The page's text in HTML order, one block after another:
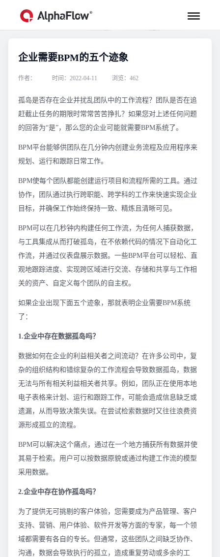
行业资讯
汇聚行业专家观点，助力流程更高效
企业需要BPM的五个迹象
作者： 时间：2022-04-11 浏览：462
孤岛是否存在企业并扰乱团队中的工作流程？团队是否在追
赶截止任务的期限时常常苦苦挣扎？如果您对上述任何问题
的回答为“是”，那么您的企业可能就需要BPM系统了。
BPM平台能够供团队在几分钟内创建业务流程及应用程序来
规划、运行和跟踪日常工作。
BPM使每个团队都能创建运行项目和流程所需的工具。通过
协作，团队通过执行跨职能、跨学科的工作来快速实现企业
目标，并确保工作始终保持一致、精炼且清晰可见。
BPM可以在几秒钟内构建任何工作流，为任何人捕获数据，
与工具集成从而打破孤岛，在不依赖代码的情况下自动化工
作流，并通过仪表盘展示数据。一些BPM平台可以轻松、直
观地跟踪进度、实现跨区域进行交流、存储和共享与工作相
关的资产、自定义每个团队的自主权。
如果企业出现下面五个迹象，那就表明企业需要BPM系统
了：
1.企业中存在数据孤岛吗？
数据如何在企业的利益相关者之间流动？在许多公司中，复
杂的组织结构和错综复杂的工作流程会导致数据孤岛，数据
无法与所有相关利益相关者共享。例如，团队正在使用本地
电子表格来计划、运行和跟踪工作，可能会造成信息缺乏或
遗漏，从而导致决策失误。在尝试检索数据时又往往浪费资
源形成孤立的流程。
BPM可以解决这个痛点，通过在一个地方捕获所有数据并使
其易于检索。用户可以按数据原貌或通过构建工作流的模型
采用数据。
2.企业中存在协作孤岛吗？
为了提供无可挑剔的客户体验，您需要成为产品管理、客户
支持、营销、用户体验、软件开发等方面的专家，每一个领
域都需要有各自的专长。但通常，这些团队之间缺乏协作、
沟通，数据会导致执行的孤立，造成重复劳动或多余的工